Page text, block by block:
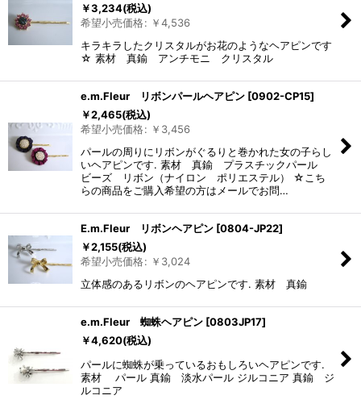
￥3,234(税込)
希望小売価格: ￥4,536
キラキラしたクリスタルがお花のようなヘアピンです
☆ 素材 真鍮 アンチモニ クリスタル
e.m.Fleur リボンパールヘアピン [0902-CP15]
￥2,465(税込)
希望小売価格: ￥ 3,456
パールの周りにリボンがぐるりと巻かれた女の子らし
いヘアピンです. 素材 真鍮 プラスチックパール
ビーズ リボン（ナイロン ポリエステル） ☆こち
らの商品をご購入希望の方はメールでお問…
E.m.Fleur リボンヘアピン [0804-JP22]
￥2,155(税込)
希望小売価格: ￥ 3,024
立体感のあるリボンのヘアピンです. 素材 真鍮
e.m.Fleur 蜘蛛ヘアピン [0803JP17]
￥4,620(税込)
パールに蜘蛛が乗っているおもしろいヘアピンです.
素材 パール 真鍮 淡水パール ジルコニア 真鍮 ジ
ルコニア